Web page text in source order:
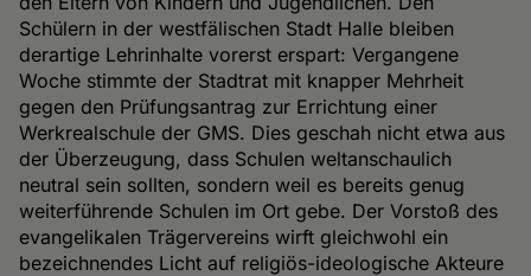
Schülern in der westfälischen Stadt Halle bleiben
derartige Lehrinhalte vorerst erspart: Vergangene
Woche stimmte der Stadtrat mit knapper Mehrheit
gegen den Prüfungsantrag zur Errichtung einer
Werkrealschule der GMS. Dies geschah nicht etwa aus
der Überzeugung, dass Schulen weltanschaulich
neutral sein sollten, sondern weil es bereits genug
weiterführende Schulen im Ort gebe. Der Vorstoß des
evangelikalen Trägervereins wirft gleichwohl ein
bezeichnendes Licht auf religiös-ideologische Akteure